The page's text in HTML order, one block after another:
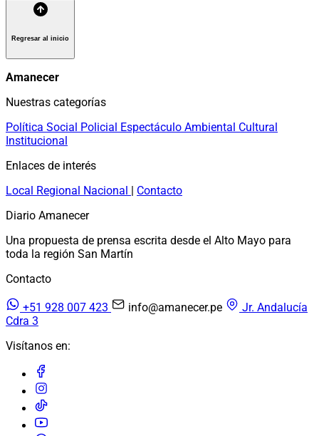
Regresar al inicio
Amanecer
Nuestras categorías
Política Social Policial Espectáculo Ambiental Cultural
Institucional
Enlaces de interés
Local Regional Nacional | Contacto
Diario Amanecer
Una propuesta de prensa escrita desde el Alto Mayo para
toda la región San Martín
Contacto
+51 928 007 423 info@amanecer.pe
Jr. Andalucía
Cdra 3
Visítanos en: